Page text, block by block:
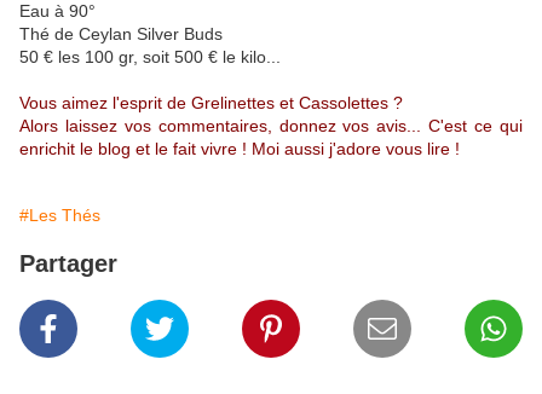
Eau à 90°
Thé de Ceylan Silver Buds
50 € les 100 gr, soit 500 € le kilo...
Vous aimez l'esprit de Grelinettes et Cassolettes ?
Alors laissez vos commentaires, donnez vos avis... C'est ce qui
enrichit le blog et le fait vivre ! Moi aussi j'adore vous lire !
#Les Thés
Partager